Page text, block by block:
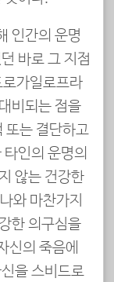
인간의 운명
바로 그 지점
가일로프라
비되는 점을
또는 결단하고
인의 운명의
않는 건강한
와 마찬가지
한 의구심을
신의 죽음에
을 스비드로